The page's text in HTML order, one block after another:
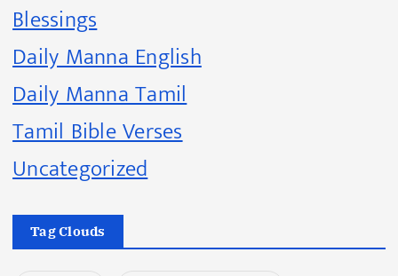
Blessings
Daily Manna English
Daily Manna Tamil
Tamil Bible Verses
Uncategorized
Tag Clouds